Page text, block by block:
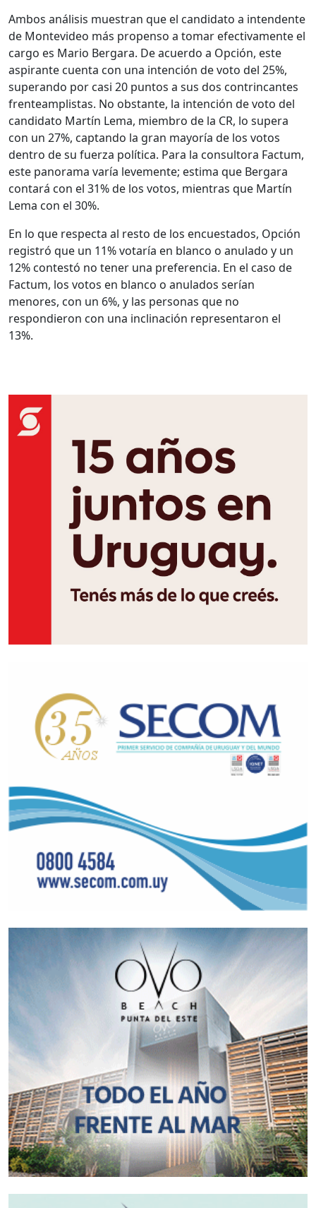
Ambos análisis muestran que el candidato a intendente
de Montevideo más propenso a tomar efectivamente el
cargo es Mario Bergara. De acuerdo a Opción, este
aspirante cuenta con una intención de voto del 25%,
superando por casi 20 puntos a sus dos contrincantes
frenteamplistas. No obstante, la intención de voto del
candidato Martín Lema, miembro de la CR, lo supera
con un 27%, captando la gran mayoría de los votos
dentro de su fuerza política. Para la consultora Factum,
este panorama varía levemente; estima que Bergara
contará con el 31% de los votos, mientras que Martín
Lema con el 30%.
En lo que respecta al resto de los encuestados, Opción
registró que un 11% votaría en blanco o anulado y un
12% contestó no tener una preferencia. En el caso de
Factum, los votos en blanco o anulados serían
menores, con un 6%, y las personas que no
respondieron con una inclinación representaron el
13%.